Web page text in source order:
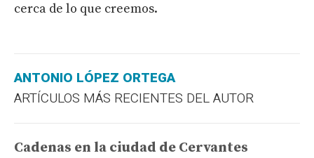
cerca de lo que creemos.
ANTONIO LÓPEZ ORTEGA
ARTÍCULOS MÁS RECIENTES DEL AUTOR
Cadenas en la ciudad de Cervantes